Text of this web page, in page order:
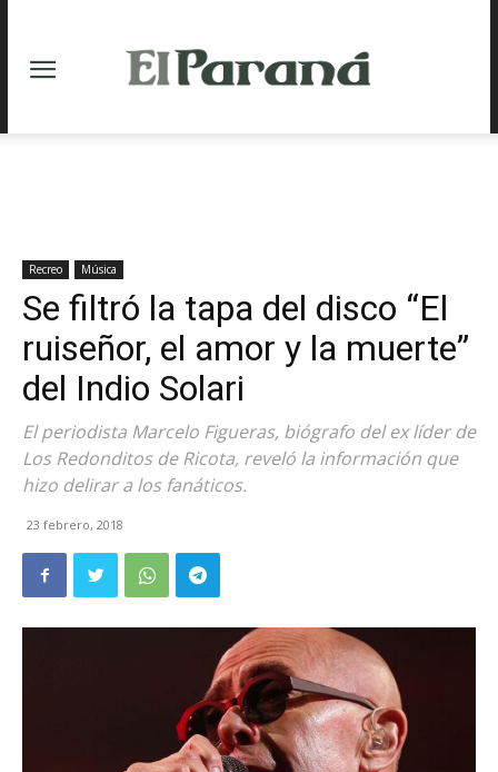
Recreo Música
Se filtró la tapa del disco “El
ruiseñor, el amor y la muerte”
del Indio Solari
El periodista Marcelo Figueras, biógrafo del ex líder de
Los Redonditos de Ricota, reveló la información que
hizo delirar a los fanáticos.
23 febrero, 2018